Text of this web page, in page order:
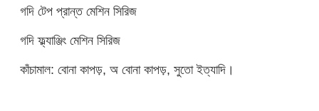
গদি টেপ প্রান্ত মেশিন সিরিজ
গদি ফ্ল্যাঞ্জিং মেশিন সিরিজ
কাঁচামাল: বোনা কাপড়, অ বোনা কাপড়, সুতো ইত্যাদি।